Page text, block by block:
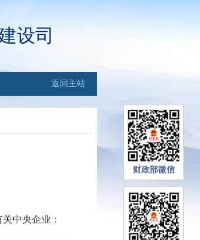
财政部微信
设司
返回主站
中央企业 ：